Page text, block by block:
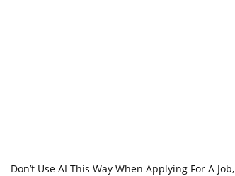
Don’t Use AI This Way When Applying For A Job,